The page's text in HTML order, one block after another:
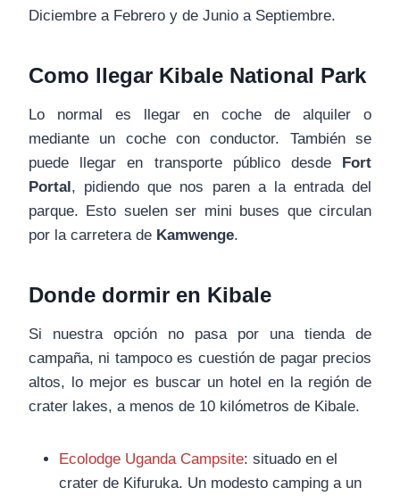
Diciembre a Febrero y de Junio a Septiembre.
Como llegar Kibale National Park
Lo normal es llegar en coche de alquiler o
mediante un coche con conductor. También se
puede llegar en transporte público desde Fort
Portal, pidiendo que nos paren a la entrada del
parque. Esto suelen ser mini buses que circulan
por la carretera de Kamwenge.
Donde dormir en Kibale
Si nuestra opción no pasa por una tienda de
campaña, ni tampoco es cuestión de pagar precios
altos, lo mejor es buscar un hotel en la región de
crater lakes, a menos de 10 kilómetros de Kibale.
Ecolodge Uganda Campsite: situado en el
crater de Kifuruka. Un modesto camping a un